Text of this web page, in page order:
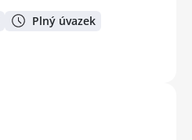
Plný úvazek